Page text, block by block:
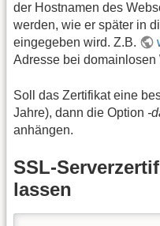
der Hostnamen des
werden, wie er später in
eingegeben wird. Z.B.
Adresse bei domainlosen
Soll das Zertifikat eine
Jahre), dann die Option -
anhängen.
SSL-
lassen